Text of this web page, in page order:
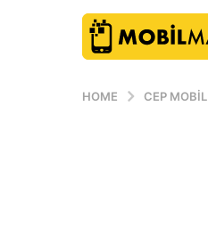
HOME CEP MOBIL